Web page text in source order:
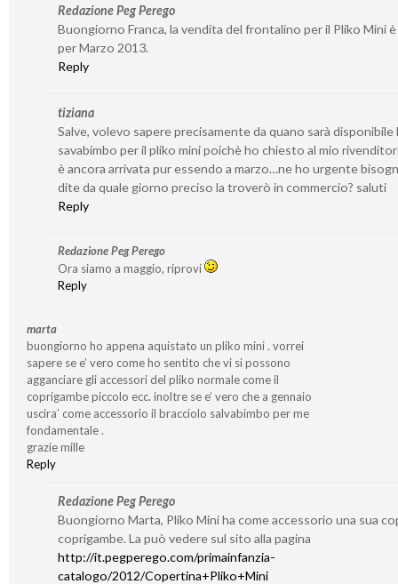
Redazione Peg Perego
Buongiorno Franca, la vendita del frontalino per il Pliko Mini
per Marzo 2013.
Reply
tiziana
Salve, volevo sapere precisamente da quano sarà disponibile
savabimbo per il pliko mini poichè ho chiesto al mio
è ancora arrivata pur essendo a marzo…ne ho urgente
dite da quale giorno preciso la troverò in commercio? saluti
Reply
Redazione Peg Perego
Ora siamo a maggio, riprovi
Reply
marta
buongiorno ho appena aquistato un pliko mini . vorrei
sapere se e’ vero come ho sentito che vi si possono
agganciare gli accessori del pliko normale come il
coprigambe piccolo ecc. inoltre se e’ vero che a gennaio
uscira’ come accessorio il bracciolo salvabimbo per me
fondamentale .
grazie mille
Reply
Redazione Peg Perego
Buongiorno Marta, Pliko Mini ha come accessorio una sua
coprigambe. La può vedere sul sito alla pagina
http://it.pegperego.com/primainfanzia-
catalogo/2012/Copertina+Pliko+Mini